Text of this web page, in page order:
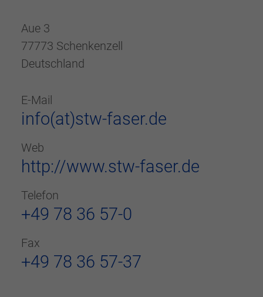
Aue 3
77773 Schenkenzell
Deutschland
E-Mail
info(at)stw-faser.de
Web
http://www.stw-faser.de
Telefon
+49 78 36 57-0
Fax
+49 78 36 57-37